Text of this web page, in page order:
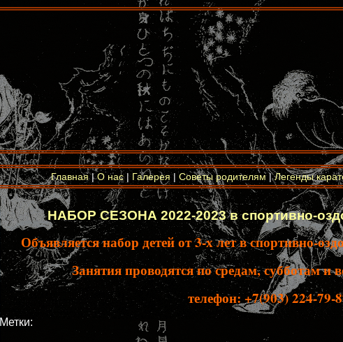
Главная|О нас|Галерея|Советы родителям|Легенды
НАБОР СЕЗОНА 2022-2023 в спортивно-
Объявляется набор детей от 3-х лет в спортивно-
Занятия проводятся по средам, субботам и
телефон: +7(903) 224-79-
Метки: